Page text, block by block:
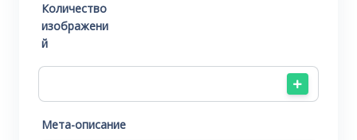
Количество
изображени
й
Мета-описание